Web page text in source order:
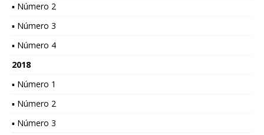
▪ Número 2
▪ Número 3
▪ Número 4
2018
▪ Número 1
▪ Número 2
▪ Número 3